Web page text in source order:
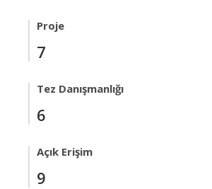
Proje
7
Tez Danışmanlığı
6
Açık Erişim
9